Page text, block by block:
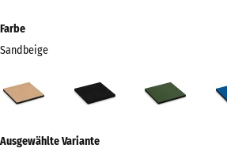
Farbe
Sandbeige
(active)
Informationen
Ausgewählte Variante